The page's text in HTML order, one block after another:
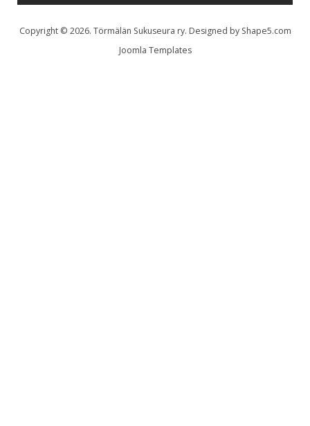
Copyright © 2026. Törmälän Sukuseura ry. Designed by Shape5.com
Joomla Templates